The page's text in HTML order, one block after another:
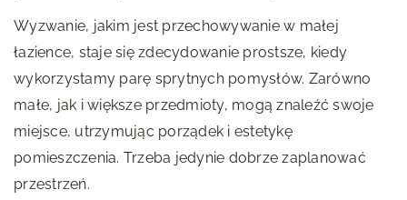
Wyzwanie, jakim jest przechowywanie w małej
łazience, staje się zdecydowanie prostsze, kiedy
wykorzystamy parę sprytnych pomysłów. Zarówno
małe, jak i większe przedmioty, mogą znaleźć swoje
miejsce, utrzymując porządek i estetykę
pomieszczenia. Trzeba jedynie dobrze zaplanować
przestrzeń.